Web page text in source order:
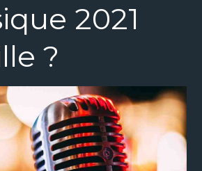
2021
?